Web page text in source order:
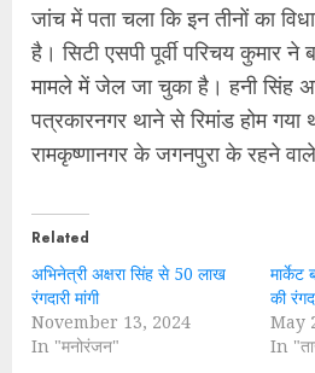
जांच में पता चला कि इन तीनों का
है। सिटी एसपी पूर्वी परिचय कुमार ने
मामले में जेल जा चुका है। हनी सिंह
पत्रकारनगर थाने से रिमांड होम गया
रामकृष्णानगर के जगनपुरा के रहने
Related
अभिनेत्री अक्षरा सिंह से 50 लाख
रंगदारी मांगी
November 13, 2024
In "मनोरंजन"
मार्केट
की
May
In